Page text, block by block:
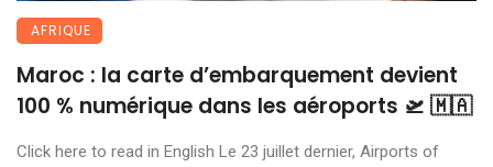
AFRIQUE
Maroc : la carte d’embarquement devient
100 % numérique dans les aéroports 🛫 🇲🇦
Click here to read in English Le 23 juillet dernier, Airports of